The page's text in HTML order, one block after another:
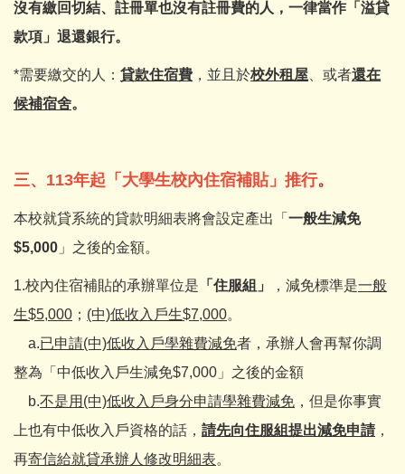
沒有繳回切結、註冊單也沒有註冊費的人，一律當作「溢貸
款項」退還銀行。
*需要繳交的人： 貸款住宿費 ，並且於校外租屋 、或者還在
候補宿舍。
三、113年起「 大學生校內住宿補貼」推行。
本校就貸系統的貸款明細表將會設定產出「 一般生減免
$5,000 」之後的金額。
1.校內住宿補貼的承辦單位是 「住服組」 ，減免標準是一般
生$5,000 ； (中)低收入戶生$7,000。
a.已申請(中)低收入戶學雜費減免者，承辦人會再幫你調
整為「中低收入戶生減免$7,000」之後的金額
b.不是用(中)低收入戶身分申請學雜費減免 ，但是你事實
上也有中低收入戶資格的話， 請先向住服組提出減免申請，
再寄信給就貸承辦人修改明細表。